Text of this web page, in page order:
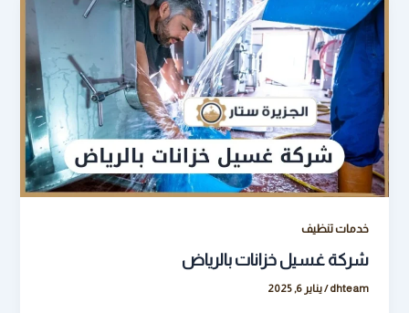
خدمات تنظيف
شركة غسيل خزانات بالرياض
dhteam
/يناير 6, 2025